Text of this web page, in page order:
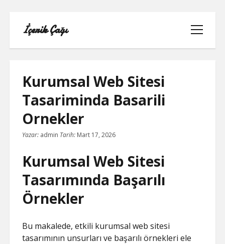
İçerik Çağı
menüyü
aç
LISTE
REELS BEĞENI ATMA HILESI PARASIZ
SAYFA LISTESI
TWITTER BEĞENI HILESI ŞIFRESIZ
TWITTER PROFIL FOTO
Kurumsal Web Sitesi
Tasariminda Basarili
Ornekler
Yazar: admin Tarih: Mart 17, 2026
Kurumsal Web Sitesi
Tasarımında Başarılı
Örnekler
Bu makalede, etkili kurumsal web sitesi
tasarımının unsurları ve başarılı örnekleri ele